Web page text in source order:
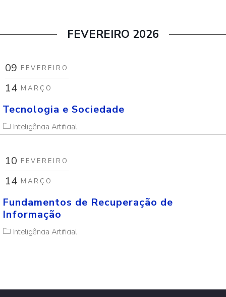
FEVEREIRO 2026
09 FEVEREIRO
14 MARÇO
Tecnologia e Sociedade
Inteligência Artificial
10 FEVEREIRO
14 MARÇO
Fundamentos de Recuperação de
Informação
Inteligência Artificial